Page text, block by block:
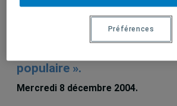
Laliberté, André – « Avancées
populaire ».
Mercredi 8 décembre 2004.
Préférences